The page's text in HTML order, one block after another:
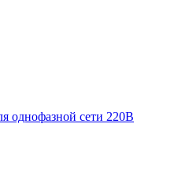
однофазной сети 220В